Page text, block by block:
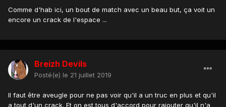
Comme d'hab ici, un bout de match avec un beau but, ça voit un
encore un crack de l'espace ...
Breizh Devils
Posté(e) le 21 juillet 2019
Il faut être aveugle pour ne pas voir qu'il a un truc en plus et qu'il
a tout d'un crack. Et on est tous d'accord pour rajouter qu'il n'a